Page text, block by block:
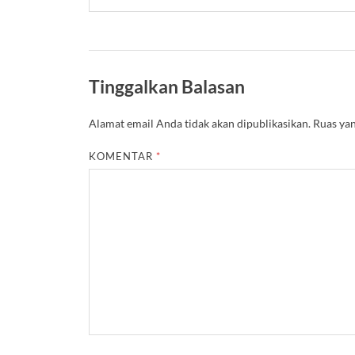
Tinggalkan Balasan
Alamat email Anda tidak akan dipublikasikan. Ruas
KOMENTAR *